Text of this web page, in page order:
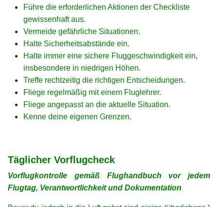
Führe die erforderlichen Aktionen der Checkliste
gewissenhaft aus.
Vermeide gefährliche Situationen.
Halte Sicherheitsabstände ein.
Halte immer eine sichere Fluggeschwindigkeit ein,
insbesondere in niedrigen Höhen.
Treffe rechtzeitig die richtigen Entscheidungen.
Fliege regelmäßig mit einem Fluglehrer.
Fliege angepasst an die aktuelle Situation.
Kenne deine eigenen Grenzen.
Täglicher Vorflugcheck
Vorflugkontrolle gemäß Flughandbuch vor jedem
Flugtag, Verantwortlichkeit und Dokumentation